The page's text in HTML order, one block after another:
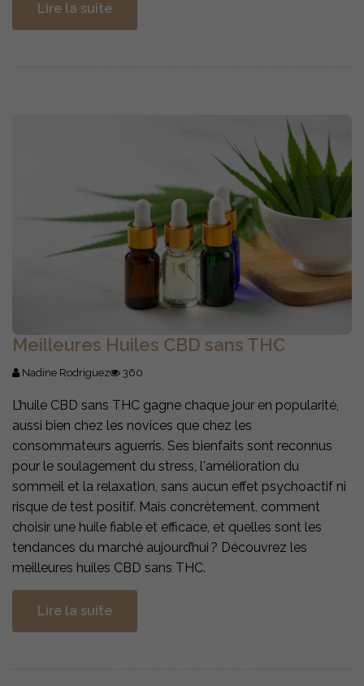
Lire la suite
Meilleures Huiles CBD sans THC
Nadine Rodriguez 360
L’huile CBD sans THC gagne chaque jour en popularité,
aussi bien chez les novices que chez les
consommateurs aguerris. Ses bienfaits sont reconnus
pour le soulagement du stress, l'amélioration du
sommeil et la relaxation, sans aucun effet psychoactif ni
risque de test positif. Mais concrètement, comment
choisir une huile fiable et efficace, et quelles sont les
tendances du marché aujourd’hui ? Découvrez les
meilleures huiles CBD sans THC.
Lire la suite